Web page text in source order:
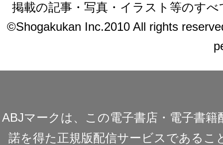
掲載の記事・写真・イラスト等のす
©Shogakukan Inc.2010 All rights
ABJマークは、この電子書店・電子書
諾を得た正規版配信サービスであるこ